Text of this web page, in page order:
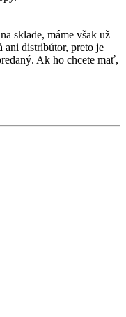
sklade, máme však už
ani distribútor, preto je
Ak ho chcete mať,